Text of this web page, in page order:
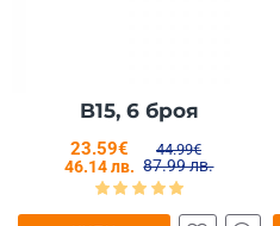
B15, 6 броя
23.59€
46.14 лв.
44.99€
87.99 лв.